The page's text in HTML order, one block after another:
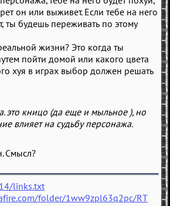
он или выживет. Если тебе на него
ты будешь переживать по этому
жизни? Это когда ты
пойти домой или какого цвета
хуя в играх выбор должен решать
это кницо (да еще и мыльное ), но
влияет на судьбу персонажа.
Смысл?
links.txt
folder/1ww9zpl63q2pc/RT